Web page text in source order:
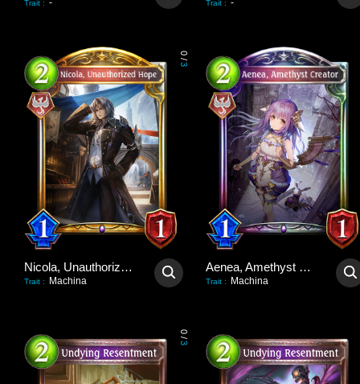
Trait : - Trait : -
0
/
3
Nicola, Unauthorized Hope
Trait : Machina
Aenea, Amethyst Creator
Trait : Machina
0
/
3